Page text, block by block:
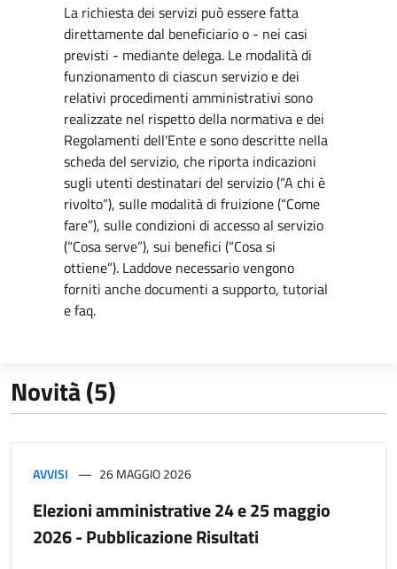
La richiesta dei servizi può essere fatta
direttamente dal beneficiario o - nei casi
previsti - mediante delega. Le modalità di
funzionamento di ciascun servizio e dei
relativi procedimenti amministrativi sono
realizzate nel rispetto della normativa e dei
Regolamenti dell'Ente e sono descritte nella
scheda del servizio, che riporta indicazioni
sugli utenti destinatari del servizio (“A chi è
rivolto”), sulle modalità di fruizione (“Come
fare”), sulle condizioni di accesso al servizio
(“Cosa serve”), sui benefici (“Cosa si
ottiene”). Laddove necessario vengono
forniti anche documenti a supporto, tutorial
e faq.
Novità (5)
AVVISI 26 MAGGIO 2026
Elezioni amministrative 24 e 25 maggio
2026 - Pubblicazione Risultati